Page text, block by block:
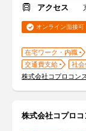
アクセス
オンライン面接可
在宅ワーク・内職
交通費支給
社会
株式会社コプロコン
株式会社コプロ